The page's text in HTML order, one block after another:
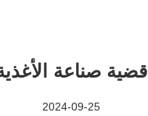
قضية صناعة
2024-09-25